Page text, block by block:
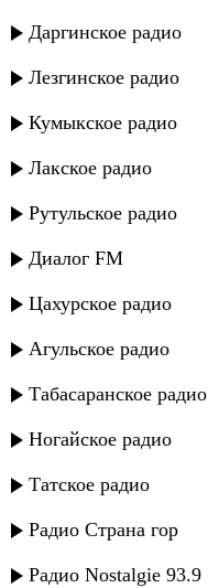
Даргинское радио
Лезгинское радио
Кумыкское радио
Лакское радио
Рутульское радио
Диалог FM
Цахурское радио
Агульское радио
Табасаранское радио
Ногайское радио
Татское радио
Радио Страна гор
Радио Nostalgie 93.9
---
Русское радио